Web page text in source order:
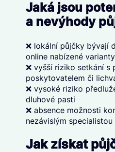
Jaká jsou
a nevýhody
❌ lokální půjčky bývají
online nabízené varianty
❌ vyšší riziko setkání s
poskytovatelem či
❌ vysoké riziko
dluhové pasti
❌ absence možnosti
nezávislým specialistou
Jak získat